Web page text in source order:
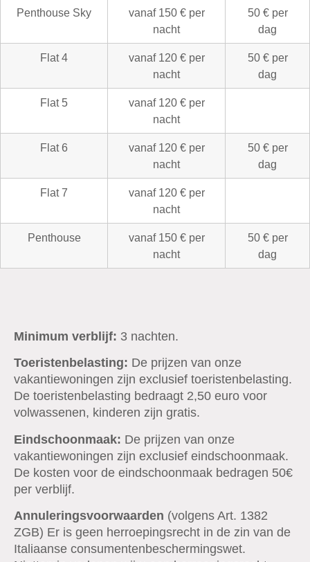
Penthouse Sky
vanaf 150 € per
nacht
50 € per
dag
Flat 4
vanaf 120 € per
nacht
50 € per
dag
Flat 5
vanaf 120 € per
nacht
Flat 6
vanaf 120 € per
nacht
50 € per
dag
Flat 7
vanaf 120 € per
nacht
Penthouse
vanaf 150 € per
nacht
50 € per
dag
Minimum verblijf: 3 nachten.
Toeristenbelasting: De prijzen van onze
vakantiewoningen zijn exclusief toeristenbelasting.
De toeristenbelasting bedraagt 2,50 euro voor
volwassenen, kinderen zijn gratis.
Eindschoonmaak: De prijzen van onze
vakantiewoningen zijn exclusief eindschoonmaak.
De kosten voor de eindschoonmaak bedragen 50€
per verblijf.
Annuleringsvoorwaarden (volgens Art. 1382
ZGB) Er is geen herroepingsrecht in de zin van de
Italiaanse consumentenbeschermingswet.